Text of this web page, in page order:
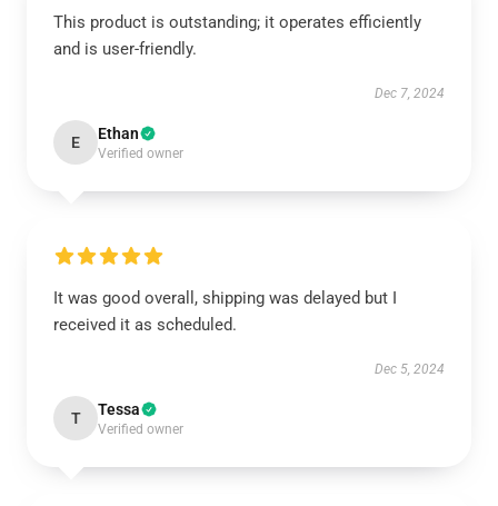
This product is outstanding; it operates efficiently
and is user-friendly.
Dec 7, 2024
E Ethan
Verified owner
It was good overall, shipping was delayed but I
received it as scheduled.
Dec 5, 2024
T Tessa
Verified owner